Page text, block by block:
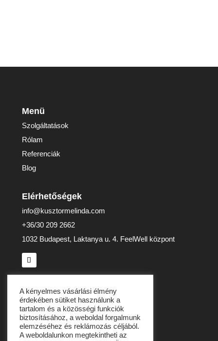
Menü
Szolgáltatások
Rólam
Referenciák
Blog
Elérhetőségek
info@kusztormelinda.com
+36/30 209 2662
1032 Budapest, Laktanya u. 4. FeelWell központ
Adatvédelem
Adatvédelmi tájékoztató
Általános Szerződési Feltételek
Impresszum
A kényelmes vásárlási élmény
érdekében sütiket használunk a
tartalom és a közösségi funkciók
biztosításához, a weboldal forgalmunk
elemzéséhez és reklámozás céljából.
A weboldalunkon megtekintheti az